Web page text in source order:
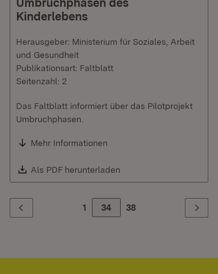
Umbruchphasen des
Kinderlebens
Herausgeber: Ministerium für Soziales, Arbeit
und Gesundheit
Publikationsart: Faltblatt
Seitenzahl: 2
Das Faltblatt informiert über das Pilotprojekt
Umbruchphasen.
Mehr Informationen
Download:
Als PDF herunterladen
Zurück 1 Zur Seite
34 38 Weiter